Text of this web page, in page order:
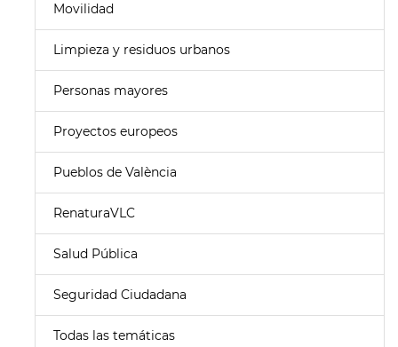
Movilidad
Limpieza y residuos urbanos
Personas mayores
Proyectos europeos
Pueblos de València
RenaturaVLC
Salud Pública
Seguridad Ciudadana
Todas las temáticas